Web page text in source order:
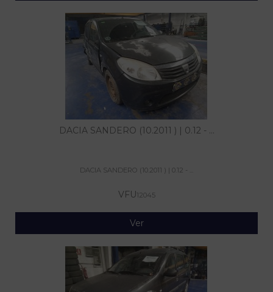
DACIA SANDERO (10.2011 ) | 0.12 - ...
DACIA SANDERO (10.2011 ) | 0.12 - ...
VFU12045
Ver